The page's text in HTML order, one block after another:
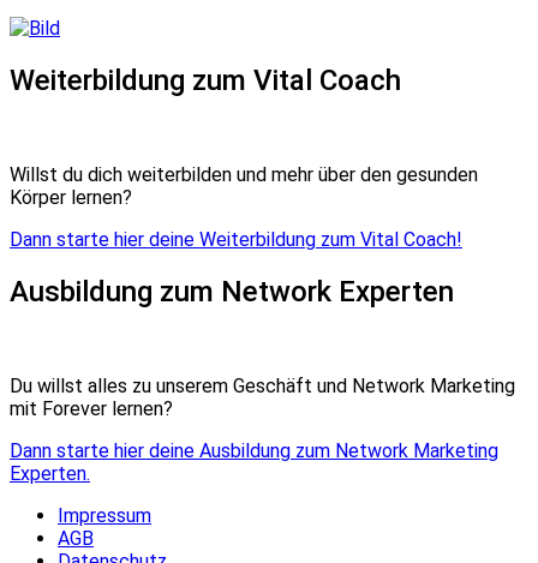
Weiterbildung zum Vital Coach
Willst du dich weiterbilden und mehr über den gesunden
Körper lernen?
Dann starte hier deine Weiterbildung zum Vital Coach!
Ausbildung zum Network Experten
Du willst alles zu unserem Geschäft und Network Marketing
mit Forever lernen?
Dann starte hier deine Ausbildung zum Network Marketing
Experten.
Impressum
AGB